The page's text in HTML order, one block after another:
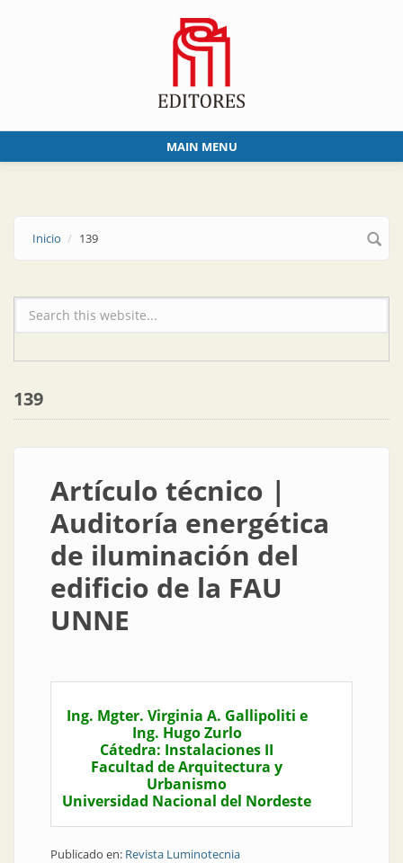
MAIN MENU
Inicio 139
Formulario de búsqueda
139
Artículo técnico |
Auditoría energética
de iluminación del
edificio de la FAU
UNNE
Ing. Mgter. Virginia A. Gallipoliti e
Ing. Hugo Zurlo
Cátedra: Instalaciones II
Facultad de Arquitectura y
Urbanismo
Universidad Nacional del Nordeste
Publicado en: Revista Luminotecnia